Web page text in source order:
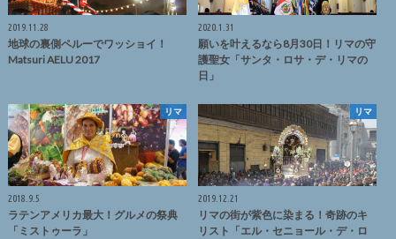
2019.11.28
地球の裏側ペルーでワッショイ！
Matsuri AELU 2017
2020.1.31
願いを叶えるなら8月30日！リマの守
護聖女「サンタ・ロサ・デ・リマの
日」
リマ
2018.9.5
ラテンアメリカ最大！グルメの祭典
「ミストゥーラ」
リマ
2019.12.21
リマの街が紫色に染まる！奇跡のキ
リスト「エル・セニョール・デ・ロ